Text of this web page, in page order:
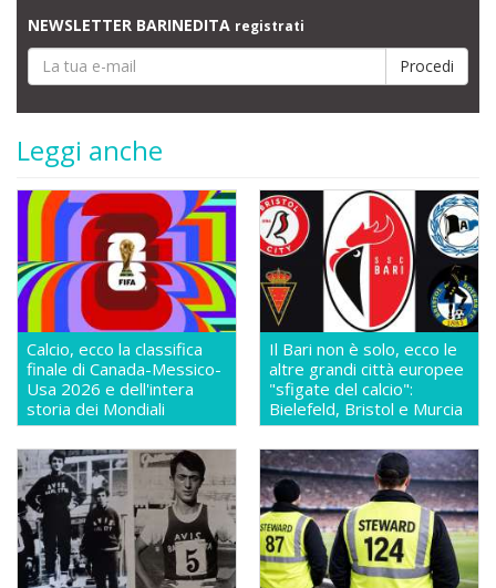
NEWSLETTER BARINEDITA registrati
Leggi anche
Calcio, ecco la classifica
finale di Canada-Messico-
Usa 2026 e dell'intera
storia dei Mondiali
Il Bari non è solo, ecco le
altre grandi città europee
"sfigate del calcio":
Bielefeld, Bristol e Murcia